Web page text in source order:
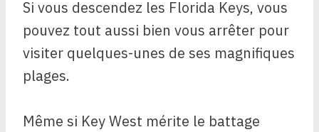
Si vous descendez les Florida Keys, vous
pouvez tout aussi bien vous arrêter pour
visiter quelques-unes de ses magnifiques
plages.
Même si Key West mérite le battage